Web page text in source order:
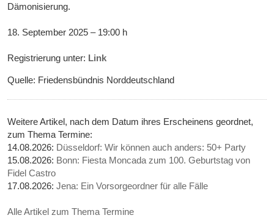
Dämonisierung.
18. September 2025 – 19:00 h
Registrierung unter: Link
Quelle: Friedensbündnis Norddeutschland
Weitere Artikel, nach dem Datum ihres Erscheinens geordnet,
zum Thema Termine:
14.08.2026: Düsseldorf: Wir können auch anders: 50+ Party
15.08.2026: Bonn: Fiesta Moncada zum 100. Geburtstag von
Fidel Castro
17.08.2026:Jena: Ein Vorsorgeordner für alle Fälle
Alle Artikel zum Thema Termine